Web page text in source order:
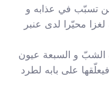
تسبّب في عذابه و
محيّرا لدى عنبر
الشبّ و السبعة عيون
على بابه لطرد